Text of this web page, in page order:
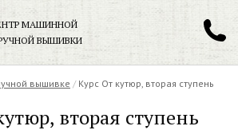
МАШИННОЙ
ВЫШИВКИ
(901) 199-70-71
вышивке /Курс От кутюр, вторая ступень
вторая ступень